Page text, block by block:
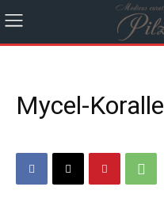
Mycel-Koralle